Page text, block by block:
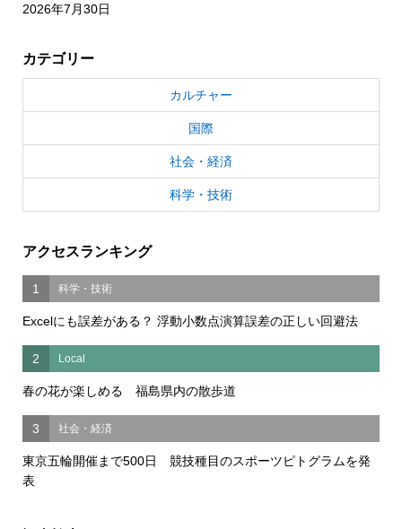
2026年7月30日
カテゴリー
カルチャー
国際
社会・経済
科学・技術
アクセスランキング
1 科学・技術
Excelにも誤差がある？ 浮動小数点演算誤差の正しい回避法
2 Local
春の花が楽しめる 福島県内の散歩道
3 社会・経済
東京五輪開催まで500日 競技種目のスポーツピトグラムを発
表